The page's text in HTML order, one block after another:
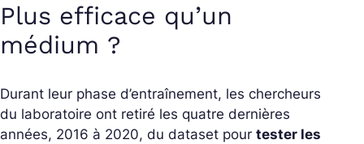
Plus efficace qu’un
médium ?
Durant leur phase d’entraînement, les chercheurs
du laboratoire ont retiré les quatre dernières
années, 2016 à 2020, du dataset pour tester les